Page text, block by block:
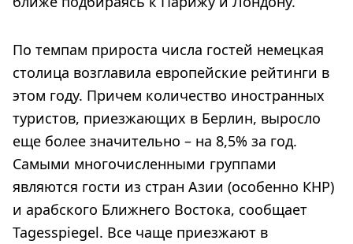
По темпам прироста числа гостей немецкая
столица возглавила европейские рейтинги в
этом году. Причем количество иностранных
туристов, приезжающих в Берлин, выросло
еще более значительно – на 8,5% за год.
Самыми многочисленными группами
являются гости из стран Азии (особенно КНР)
и арабского Ближнего Востока, сообщает
Tagesspiegel. Все чаще приезжают в